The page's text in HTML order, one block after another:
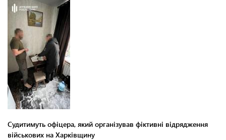
Судитимуть офіцера, який організував фіктивні відрядження
військових на Харківщину